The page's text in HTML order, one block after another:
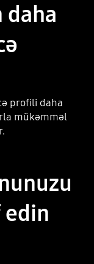
daha
profili daha
mükəmməl
edin